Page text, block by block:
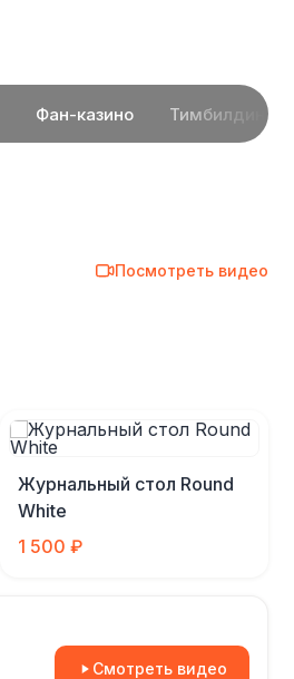
Фан-казино Тимбилдинг
Посмотреть видео
Журнальный стол Round
White
1 500 ₽
Смотреть видео